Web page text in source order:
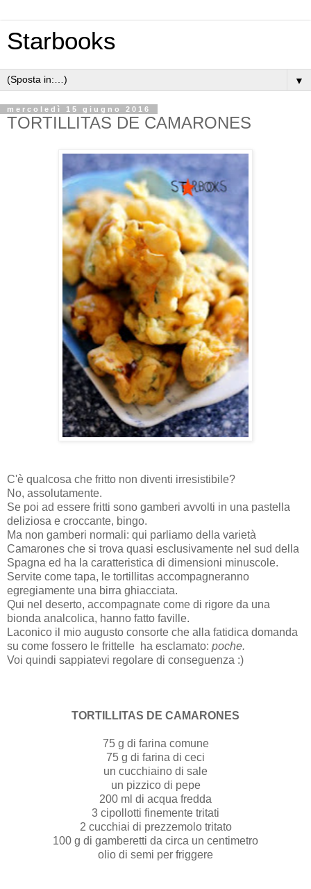
Starbooks
▼
mercoledì 15 giugno 2016
TORTILLITAS DE CAMARONES
C'è qualcosa che fritto non diventi irresistibile?
No, assolutamente.
Se poi ad essere fritti sono gamberi avvolti in una pastella
deliziosa e croccante, bingo.
Ma non gamberi normali: qui parliamo della varietà
Camarones che si trova quasi esclusivamente nel sud della
Spagna ed ha la caratteristica di dimensioni minuscole.
Servite come tapa, le tortillitas accompagneranno
egregiamente una birra ghiacciata.
Qui nel deserto, accompagnate come di rigore da una
bionda analcolica, hanno fatto faville.
Laconico il mio augusto consorte che alla fatidica domanda
su come fossero le frittelle ha esclamato: poche.
Voi quindi sappiatevi regolare di conseguenza :)
TORTILLITAS DE CAMARONES
75 g di farina comune
75 g di farina di ceci
un cucchiaino di sale
un pizzico di pepe
200 ml di acqua fredda
3 cipollotti finemente tritati
2 cucchiai di prezzemolo tritato
100 g di gamberetti da circa un centimetro
olio di semi per friggere